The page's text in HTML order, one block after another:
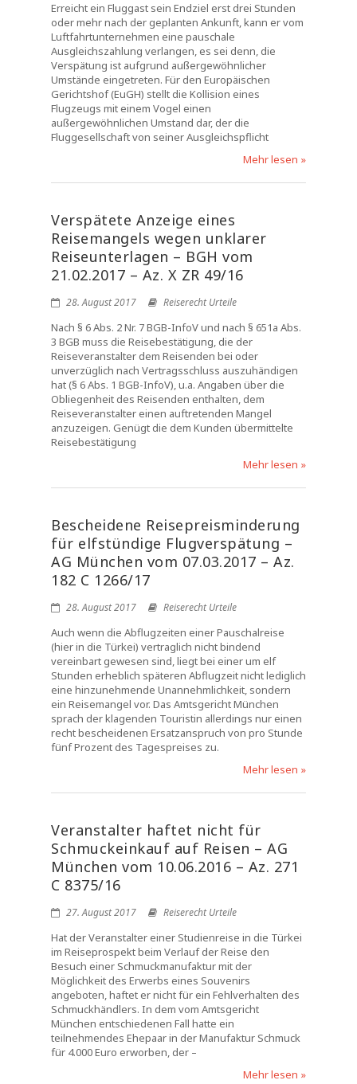
Erreicht ein Fluggast sein Endziel erst drei Stunden
oder mehr nach der geplanten Ankunft, kann er vom
Luftfahrtunternehmen eine pauschale
Ausgleichszahlung verlangen, es sei denn, die
Verspätung ist aufgrund außergewöhnlicher
Umstände eingetreten. Für den Europäischen
Gerichtshof (EuGH) stellt die Kollision eines
Flugzeugs mit einem Vogel einen
außergewöhnlichen Umstand dar, der die
Fluggesellschaft von seiner Ausgleichspflicht
Mehr lesen »
Verspätete Anzeige eines
Reisemangels wegen unklarer
Reiseunterlagen – BGH vom
21.02.2017 – Az. X ZR 49/16
28. August 2017 Reiserecht Urteile
Nach § 6 Abs. 2 Nr. 7 BGB-InfoV und nach § 651a Abs.
3 BGB muss die Reisebestätigung, die der
Reiseveranstalter dem Reisenden bei oder
unverzüglich nach Vertragsschluss auszuhändigen
hat (§ 6 Abs. 1 BGB-InfoV), u.a. Angaben über die
Obliegenheit des Reisenden enthalten, dem
Reiseveranstalter einen auftretenden Mangel
anzuzeigen. Genügt die dem Kunden übermittelte
Reisebestätigung
Mehr lesen »
Bescheidene Reisepreisminderung
für elfstündige Flugverspätung –
AG München vom 07.03.2017 – Az.
182 C 1266/17
28. August 2017 Reiserecht Urteile
Auch wenn die Abflugzeiten einer Pauschalreise
(hier in die Türkei) vertraglich nicht bindend
vereinbart gewesen sind, liegt bei einer um elf
Stunden erheblich späteren Abflugzeit nicht lediglich
eine hinzunehmende Unannehmlichkeit, sondern
ein Reisemangel vor. Das Amtsgericht München
sprach der klagenden Touristin allerdings nur einen
recht bescheidenen Ersatzanspruch von pro Stunde
fünf Prozent des Tagespreises zu.
Mehr lesen »
Veranstalter haftet nicht für
Schmuckeinkauf auf Reisen – AG
München vom 10.06.2016 – Az. 271
C 8375/16
27. August 2017 Reiserecht Urteile
Hat der Veranstalter einer Studienreise in die Türkei
im Reiseprospekt beim Verlauf der Reise den
Besuch einer Schmuckmanufaktur mit der
Möglichkeit des Erwerbs eines Souvenirs
angeboten, haftet er nicht für ein Fehlverhalten des
Schmuckhändlers. In dem vom Amtsgericht
München entschiedenen Fall hatte ein
teilnehmendes Ehepaar in der Manufaktur Schmuck
für 4.000 Euro erworben, der –
Mehr lesen »